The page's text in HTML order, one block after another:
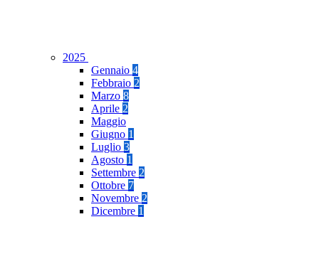
2025
Gennaio 4
Febbraio 2
Marzo 8
Aprile 2
Maggio
Giugno 1
Luglio 3
Agosto 1
Settembre 2
Ottobre 7
Novembre 2
Dicembre 1